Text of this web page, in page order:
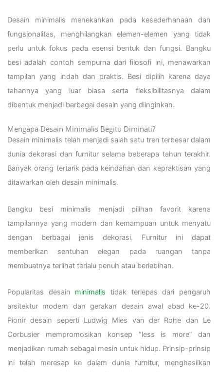
Desain minimalis menekankan pada kesederhanaan dan
fungsionalitas, menghilangkan elemen-elemen yang tidak
perlu untuk fokus pada esensi bentuk dan fungsi. Bangku
besi adalah contoh sempurna dari filosofi ini, menawarkan
tampilan yang indah dan praktis. Besi dipilih karena daya
tahannya yang luar biasa serta fleksibilitasnya dalam
dibentuk menjadi berbagai desain yang diinginkan.
Mengapa Desain Minimalis Begitu Diminati?
Desain minimalis telah menjadi salah satu tren terbesar dalam
dunia dekorasi dan furnitur selama beberapa tahun terakhir.
Banyak orang tertarik pada keindahan dan kepraktisan yang
ditawarkan oleh desain minimalis.
Bangku besi minimalis menjadi pilihan favorit karena
tampilannya yang modern dan kemampuan untuk menyatu
dengan berbagai jenis dekorasi. Furnitur ini dapat
memberikan sentuhan elegan pada ruangan tanpa
membuatnya terlihat terlalu penuh atau berlebihan.
Popularitas desain minimalis tidak terlepas dari pengaruh
arsitektur modern dan gerakan desain awal abad ke-20.
Pionir desain seperti Ludwig Mies van der Rohe dan Le
Corbusier mempromosikan konsep “less is more” dan
menjadikan rumah sebagai mesin untuk hidup. Prinsip-prinsip
ini telah meresap ke dalam dunia furnitur, menghasilkan